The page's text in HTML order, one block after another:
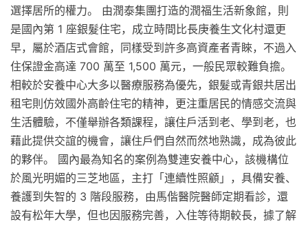
選擇居所的權力。 由潤泰集團打造的潤福生活新象館，則
是國內第 1 座銀髮住宅，成立時間比長庚養生文化村還更
早，屬於酒店式會館，同樣受到許多高資產者青睞，不過入
住保證金高達 700 萬至 1,500 萬元，一般民眾較難負擔。
相較於安養中心大多以醫療服務為優先，銀髮或青銀共居出
租宅則仿效國外高齡住宅的精神，更注重居民的情感交流與
生活體驗，不僅舉辦各類課程，讓住戶活到老、學到老，也
藉此提供交誼的機會，讓住戶們自然而然地熟識，成為彼此
的夥伴。 國內最為知名的案例為雙連安養中心，該機構位
於風光明媚的三芝地區，主打「連續性照顧」，具備安養、
養護到失智的 3 階段服務，由馬偕醫院醫師定期看診，還
設有松年大學，但也因服務完善，入住等待期較長，據了解